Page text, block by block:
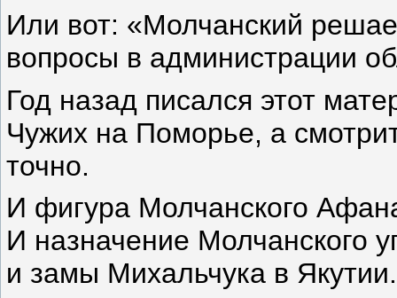
Или вот: «Молчанский
вопросы в администрации
Год назад писался этот
Чужих на Поморье, а
точно.
И фигура Молчанского
И назначение Молчанского
и замы Михальчука в